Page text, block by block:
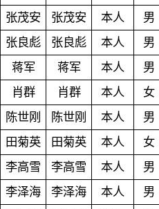
张茂安 张茂安 本人 男
张良彪 张良彪 本人 男
蒋军 蒋军 本人 男
肖群 肖群 本人 女
陈世刚 陈世刚 本人 男
田菊英 田菊英 本人 女
李高雪 李高雪 本人 男
李泽海 李泽海 本人 男